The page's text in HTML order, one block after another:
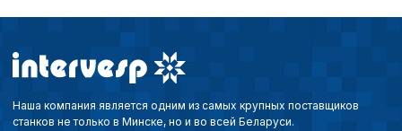
Наша компания является одним из самых крупных поставщиков
станков не только в Минске, но и во всей Беларуси.